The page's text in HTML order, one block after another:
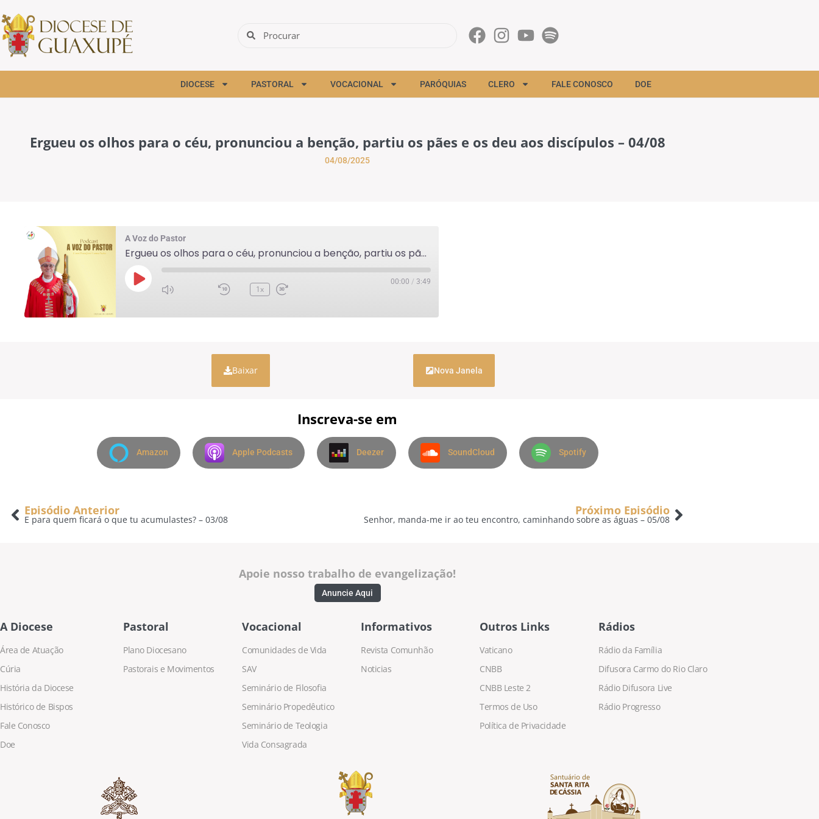
DIOCESE PASTORAL VOCACIONAL PARÓQUIAS CLERO FALE CONOSCO DOE
Ergueu os olhos para o céu, pronunciou a benção, partiu os pães e os deu aos discípulos – 04/08
04/08/2025
A Voz do Pastor
Ergueu os olhos para o céu, pronunciou a benção, partiu os pães e os deu aos discípulos - 04/08
1x
00:00 / 3:49
Baixar Nova Janela
Inscreva-se em
Amazon Apple Podcasts Deezer SoundCloud Spotify
Episódio Anterior
E para quem ficará o que tu acumulastes? – 03/08
Próximo Episódio
Senhor, manda-me ir ao teu encontro, caminhando sobre as águas – 05/08
Apoie nosso trabalho de evangelização!
Anuncie Aqui
A Diocese
Área de Atuação
Cúria
História da Diocese
Histórico de Bispos
Fale Conosco
Doe
Pastoral
Plano Diocesano
Pastorais e Movimentos
Vocacional
Comunidades de Vida
SAV
Seminário de Filosofia
Seminário Propedêutico
Seminário de Teologia
Vida Consagrada
Informativos
Revista Comunhão
Noticias
Outros Links
Vaticano
CNBB
CNBB Leste 2
Termos de Uso
Política de Privacidade
Rádios
Rádio da Família
Difusora Carmo do Rio Claro
Rádio Difusora Live
Rádio Progresso